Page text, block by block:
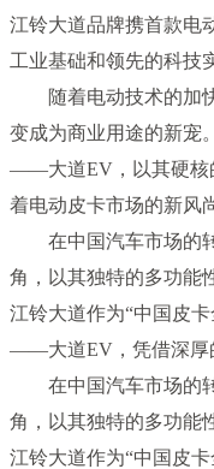
江铃大道品牌携首款电
工业基础和领先的科技
随着电动技术的加快
变成为商业用途的新宠
——大道EV，以其硬核
着电动皮卡市场的新风
在中国汽车市场的转
角，以其独特的多功能
江铃大道作为“中国皮
——大道EV，凭借深厚
在中国汽车市场的转
角，以其独特的多功能
江铃大道作为“中国皮